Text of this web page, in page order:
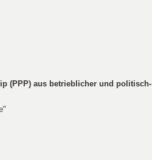
(PPP) aus betrieblicher und politisch-